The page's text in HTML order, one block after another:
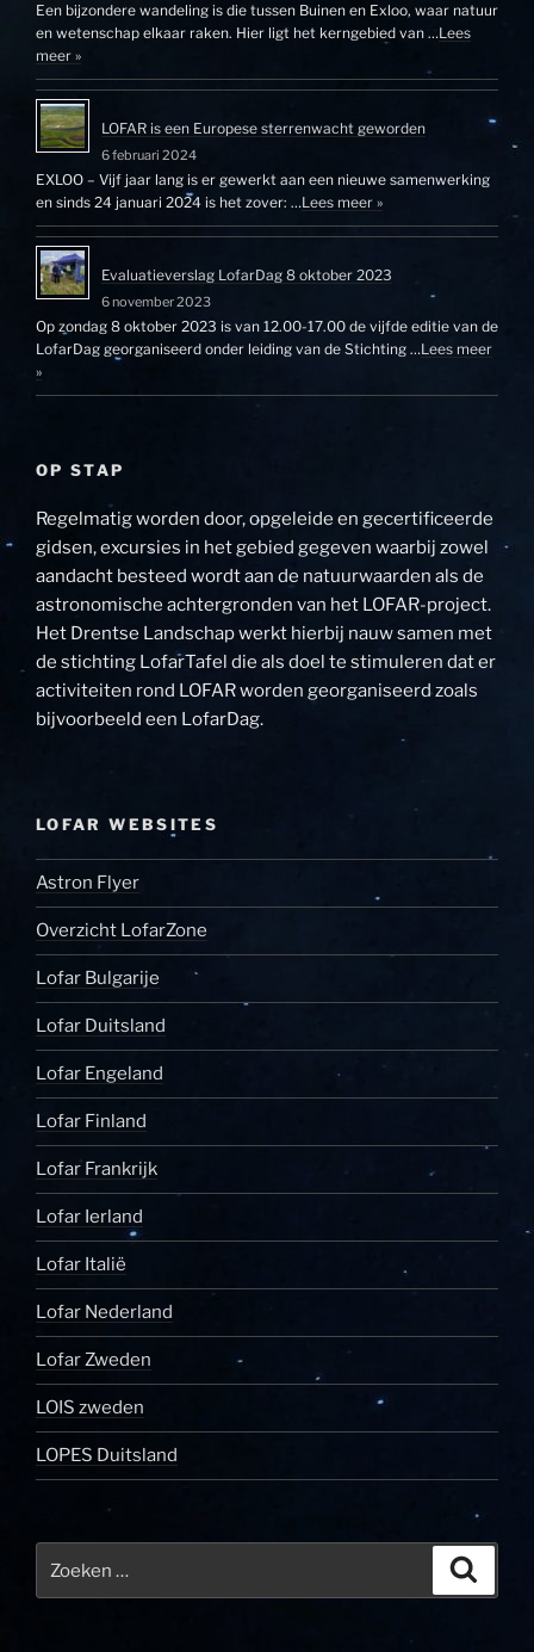
Een bijzondere wandeling is die tussen Buinen en Exloo, waar natuur
en wetenschap elkaar raken. Hier ligt het kerngebied van …Lees
meer »
LOFAR is een Europese sterrenwacht geworden
6 februari 2024
EXLOO – Vijf jaar lang is er gewerkt aan een nieuwe samenwerking
en sinds 24 januari 2024 is het zover: …Lees meer »
Evaluatieverslag LofarDag 8 oktober 2023
6 november 2023
Op zondag 8 oktober 2023 is van 12.00-17.00 de vijfde editie van de
LofarDag georganiseerd onder leiding van de Stichting …Lees meer
»
OP STAP
Regelmatig worden door, opgeleide en gecertificeerde
gidsen, excursies in het gebied gegeven waarbij zowel
aandacht besteed wordt aan de natuurwaarden als de
astronomische achtergronden van het LOFAR-project.
Het Drentse Landschap werkt hierbij nauw samen met
de stichting LofarTafel die als doel te stimuleren dat er
activiteiten rond LOFAR worden georganiseerd zoals
bijvoorbeeld een LofarDag.
LOFAR WEBSITES
Astron Flyer
Overzicht LofarZone
Lofar Bulgarije
Lofar Duitsland
Lofar Engeland
Lofar Finland
Lofar Frankrijk
Lofar Ierland
Lofar Italië
Lofar Nederland
Lofar Zweden
LOIS zweden
LOPES Duitsland